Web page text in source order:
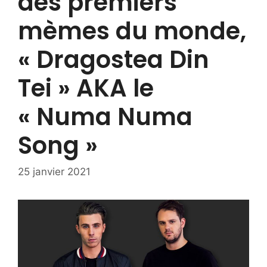
mèmes du monde,
« Dragostea Din
Tei » AKA le
« Numa Numa
Song »
25 janvier 2021